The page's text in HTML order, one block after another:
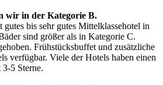
wir in der Kategorie B.
bis sehr gutes Mittelklassehotel in
sind größer als in Kategorie C.
Frühstücksbuffet und zusätzliche
verfügbar. Viele der Hotels haben einen
5 Sterne.